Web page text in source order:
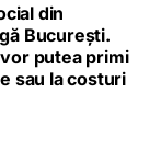
din
București.
putea primi
sau la costuri